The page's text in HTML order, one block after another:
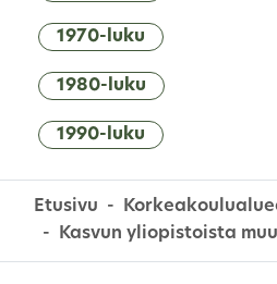
1970-luku
1980-luku
1990-luku
Etusivu
Kasvun yliopistoista